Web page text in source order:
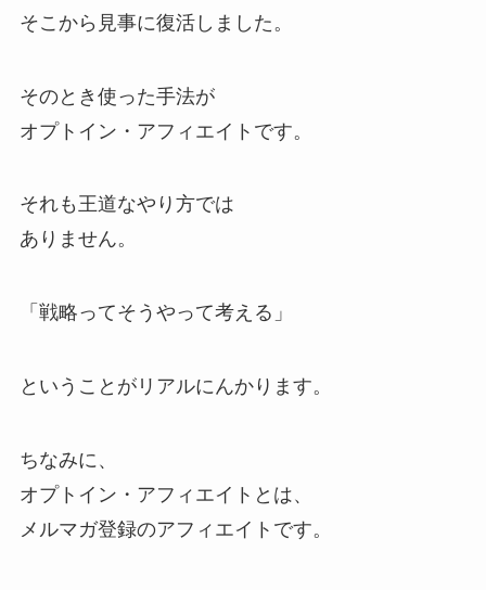
そこから見事に復活しました。
そのとき使った手法が
オプトイン・アフィエイトです。
それも王道なやり方では
ありません。
「戦略ってそうやって考える」
ということがリアルにんかります。
ちなみに、
オプトイン・アフィエイトとは、
メルマガ登録のアフィエイトです。